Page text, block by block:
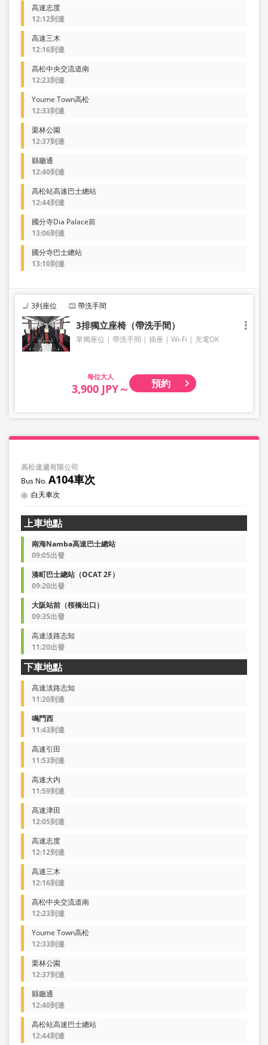
高速志度
12:12到達
高速三木
12:16到達
高松中央交流道南
12:23到達
Youme Town高松
12:33到達
栗林公園
12:37到達
縣廳通
12:40到達
高松站高速巴士總站
12:44到達
國分寺Dia Palace前
13:06到達
國分寺巴士總站
13:10到達
3列座位 帶洗手間
3排獨立座椅（帶洗手間）
單獨座位 帶洗手間 插座 Wi-Fi 充電OK
大人
3,900 JPY～ 預約
高松速遞有限公司
A104車次
白天車次
上車地點
南海Namba高速巴士總站
09:05出發
湊町巴士總站（OCAT 2F）
09:20出發
大阪站前（桜橋出口）
09:35出發
高速淡路志知
11:20出發
下車地點
高速淡路志知
11:20到達
鳴門西
11:43到達
高速引田
11:53到達
高速大内
11:59到達
高速津田
12:05到達
高速志度
12:12到達
高速三木
12:16到達
高松中央交流道南
12:23到達
Youme Town高松
12:33到達
栗林公園
12:37到達
縣廳通
12:40到達
高松站高速巴士總站
12:44到達